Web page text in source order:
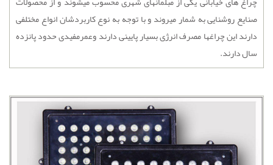
صنایع روشنایی به شمار میروند و با توجه به نوع کاربردشان انواع مختلفی
دارند این چراغها مصرف انرژی بسیار پایینی دارند وعمرمفیدی حدود پانزده
سال دارند.